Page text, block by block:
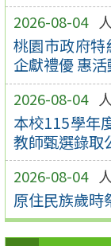
2026-08-04
桃園市政府
企獻禮優 惠
2026-08-04
本校115學年
教師甄選錄取
2026-08-04
原住民族歲時